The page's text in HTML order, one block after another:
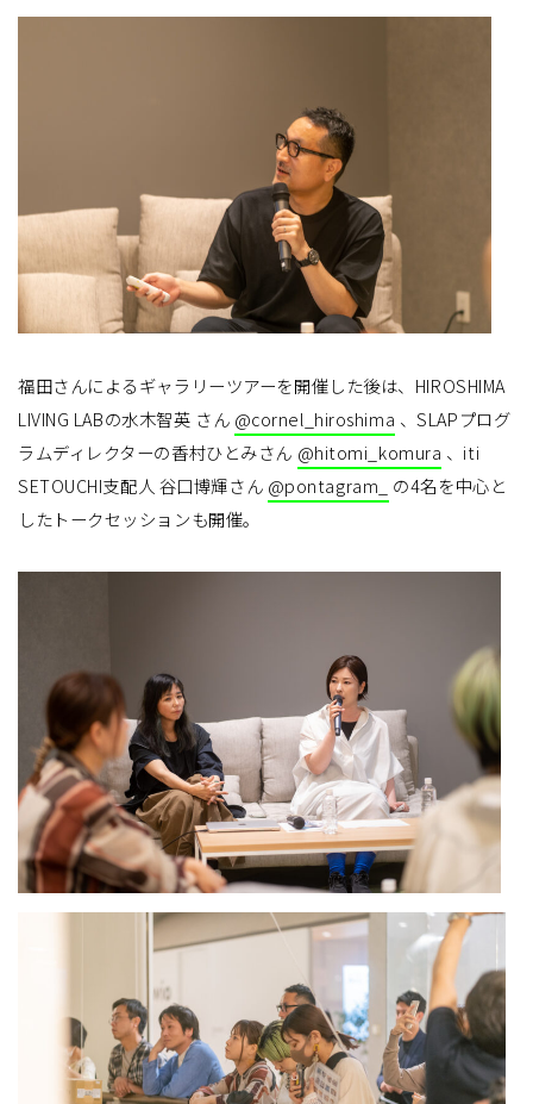
福田さんによるギャラリーツアーを開催した後は、HIROSHIMA
LIVING LABの水木智英 さん @cornel_hiroshima 、SLAPプログ
ラムディレクターの香村ひとみさん @hitomi_komura 、iti
SETOUCHI支配人 谷口博輝さん @pontagram_
の4名を中心と
したトークセッションも開催。